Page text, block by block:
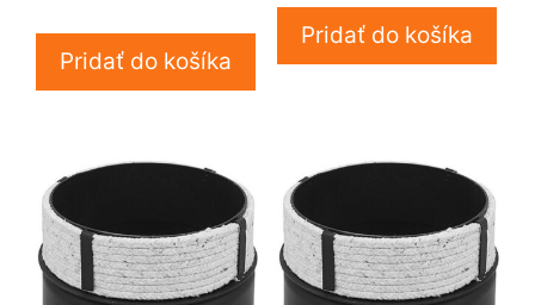
Pridať do košíka
Pridať do košíka